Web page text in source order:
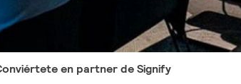
en partner de Signify